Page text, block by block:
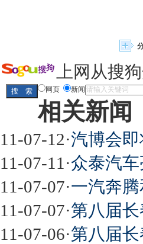
上网从搜
网页 新闻
相关新闻
11-07-12·汽博会
11-07-11 ·众泰汽
11-07-07·一汽奔
11-07-07·第八届
11-07-06·第八届